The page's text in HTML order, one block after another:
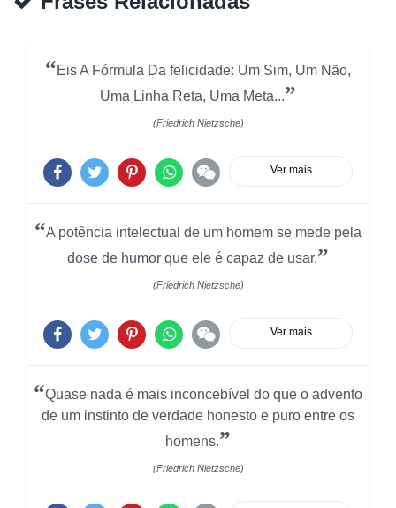
“Eis A Fórmula Da felicidade: Um Sim, Um Não,
Uma Linha Reta, Uma Meta...”
(Friedrich Nietzsche)
Ver mais
“A potência intelectual de um homem se mede pela
dose de humor que ele é capaz de usar.”
(Friedrich Nietzsche)
Ver mais
“Quase nada é mais inconcebível do que o advento
de um instinto de verdade honesto e puro entre os
homens.”
(Friedrich Nietzsche)